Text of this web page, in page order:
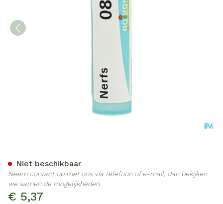
€ 5,37
Niet beschikbaar
Neem contact op met ons via telefoon of e-mail, dan bekijken
we samen de mogelijkheden.